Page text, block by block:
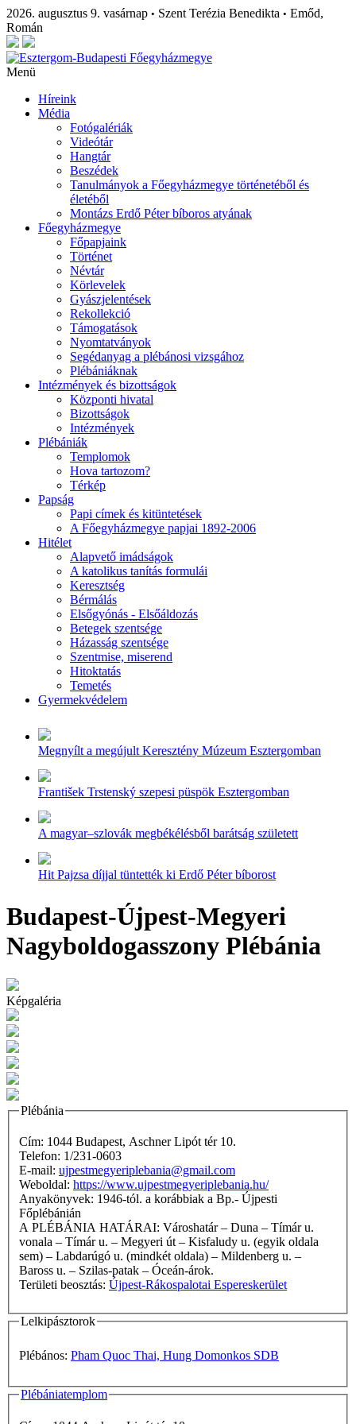
2026. augusztus 9. vasárnap • Szent Terézia Benedikta • Emőd,
Román
Menü
Híreink
Média
Fotógalériák
Videótár
Hangtár
Beszédek
Tanulmányok a Főegyházmegye történetéből és
életéből
Montázs Erdő Péter bíboros atyának
Főegyházmegye
Főpapjaink
Történet
Névtár
Körlevelek
Gyászjelentések
Rekollekció
Támogatások
Nyomtatványok
Segédanyag a plébánosi vizsgához
Plébániáknak
Intézmények és bizottságok
Központi hivatal
Bizottságok
Intézmények
Plébániák
Templomok
Hova tartozom?
Térkép
Papság
Papi címek és kitüntetések
A Főegyházmegye papjai 1892-2006
Hitélet
Alapvető imádságok
A katolikus tanítás formulái
Keresztség
Bérmálás
Elsőgyónás - Elsőáldozás
Betegek szentsége
Házasság szentsége
Szentmise, miserend
Hitoktatás
Temetés
Gyermekvédelem
Megnyílt a megújult Keresztény Múzeum Esztergomban
František Trstenský szepesi püspök Esztergomban
A magyar–szlovák megbékélésből barátság született
Hit Pajzsa díjjal tüntették ki Erdő Péter bíborost
Budapest-Újpest-Megyeri
Nagyboldogasszony Plébánia
Képgaléria
Plébánia
Cím: 1044 Budapest, Aschner Lipót tér 10.
Telefon: 1/231-0603
E-mail: ujpestmegyeriplebania@gmail.com
Weboldal: https://www.ujpestmegyeriplebania.hu/
Anyakönyvek: 1946-tól. a korábbiak a Bp.- Újpesti
Főplébánián
A PLÉBÁNIA HATÁRAI: Városhatár – Duna – Tímár u.
vonala – Tímár u. – Megyeri út – Kisfaludy u. (egyik oldala
sem) – Labdarúgó u. (mindkét oldala) – Mildenberg u. –
Baross u. – Szilas-patak – Óceán-árok.
Területi beosztás: Újpest-Rákospalotai Espereskerület
Lelkipásztorok
Plébános: Pham Quoc Thai, Hung Domonkos SDB
Plébániatemplom